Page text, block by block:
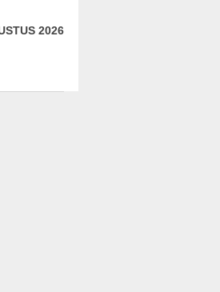
2026